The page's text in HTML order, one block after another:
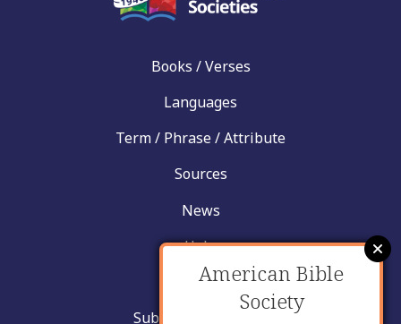
Books / Verses
Languages
Term / Phrase / Attribute
Sources
News
Help
Contact
Submit New Insight
American Bible
Society